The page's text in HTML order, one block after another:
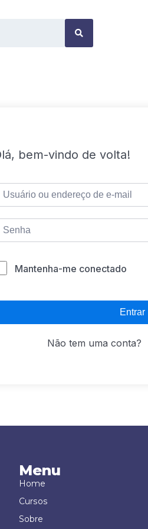
bem-vindo de volta!
Mantenha-me conectado
Entrar
Não tem uma conta?
Menu
Home
Cursos
Sobre